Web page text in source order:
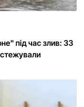
під час злив: 33